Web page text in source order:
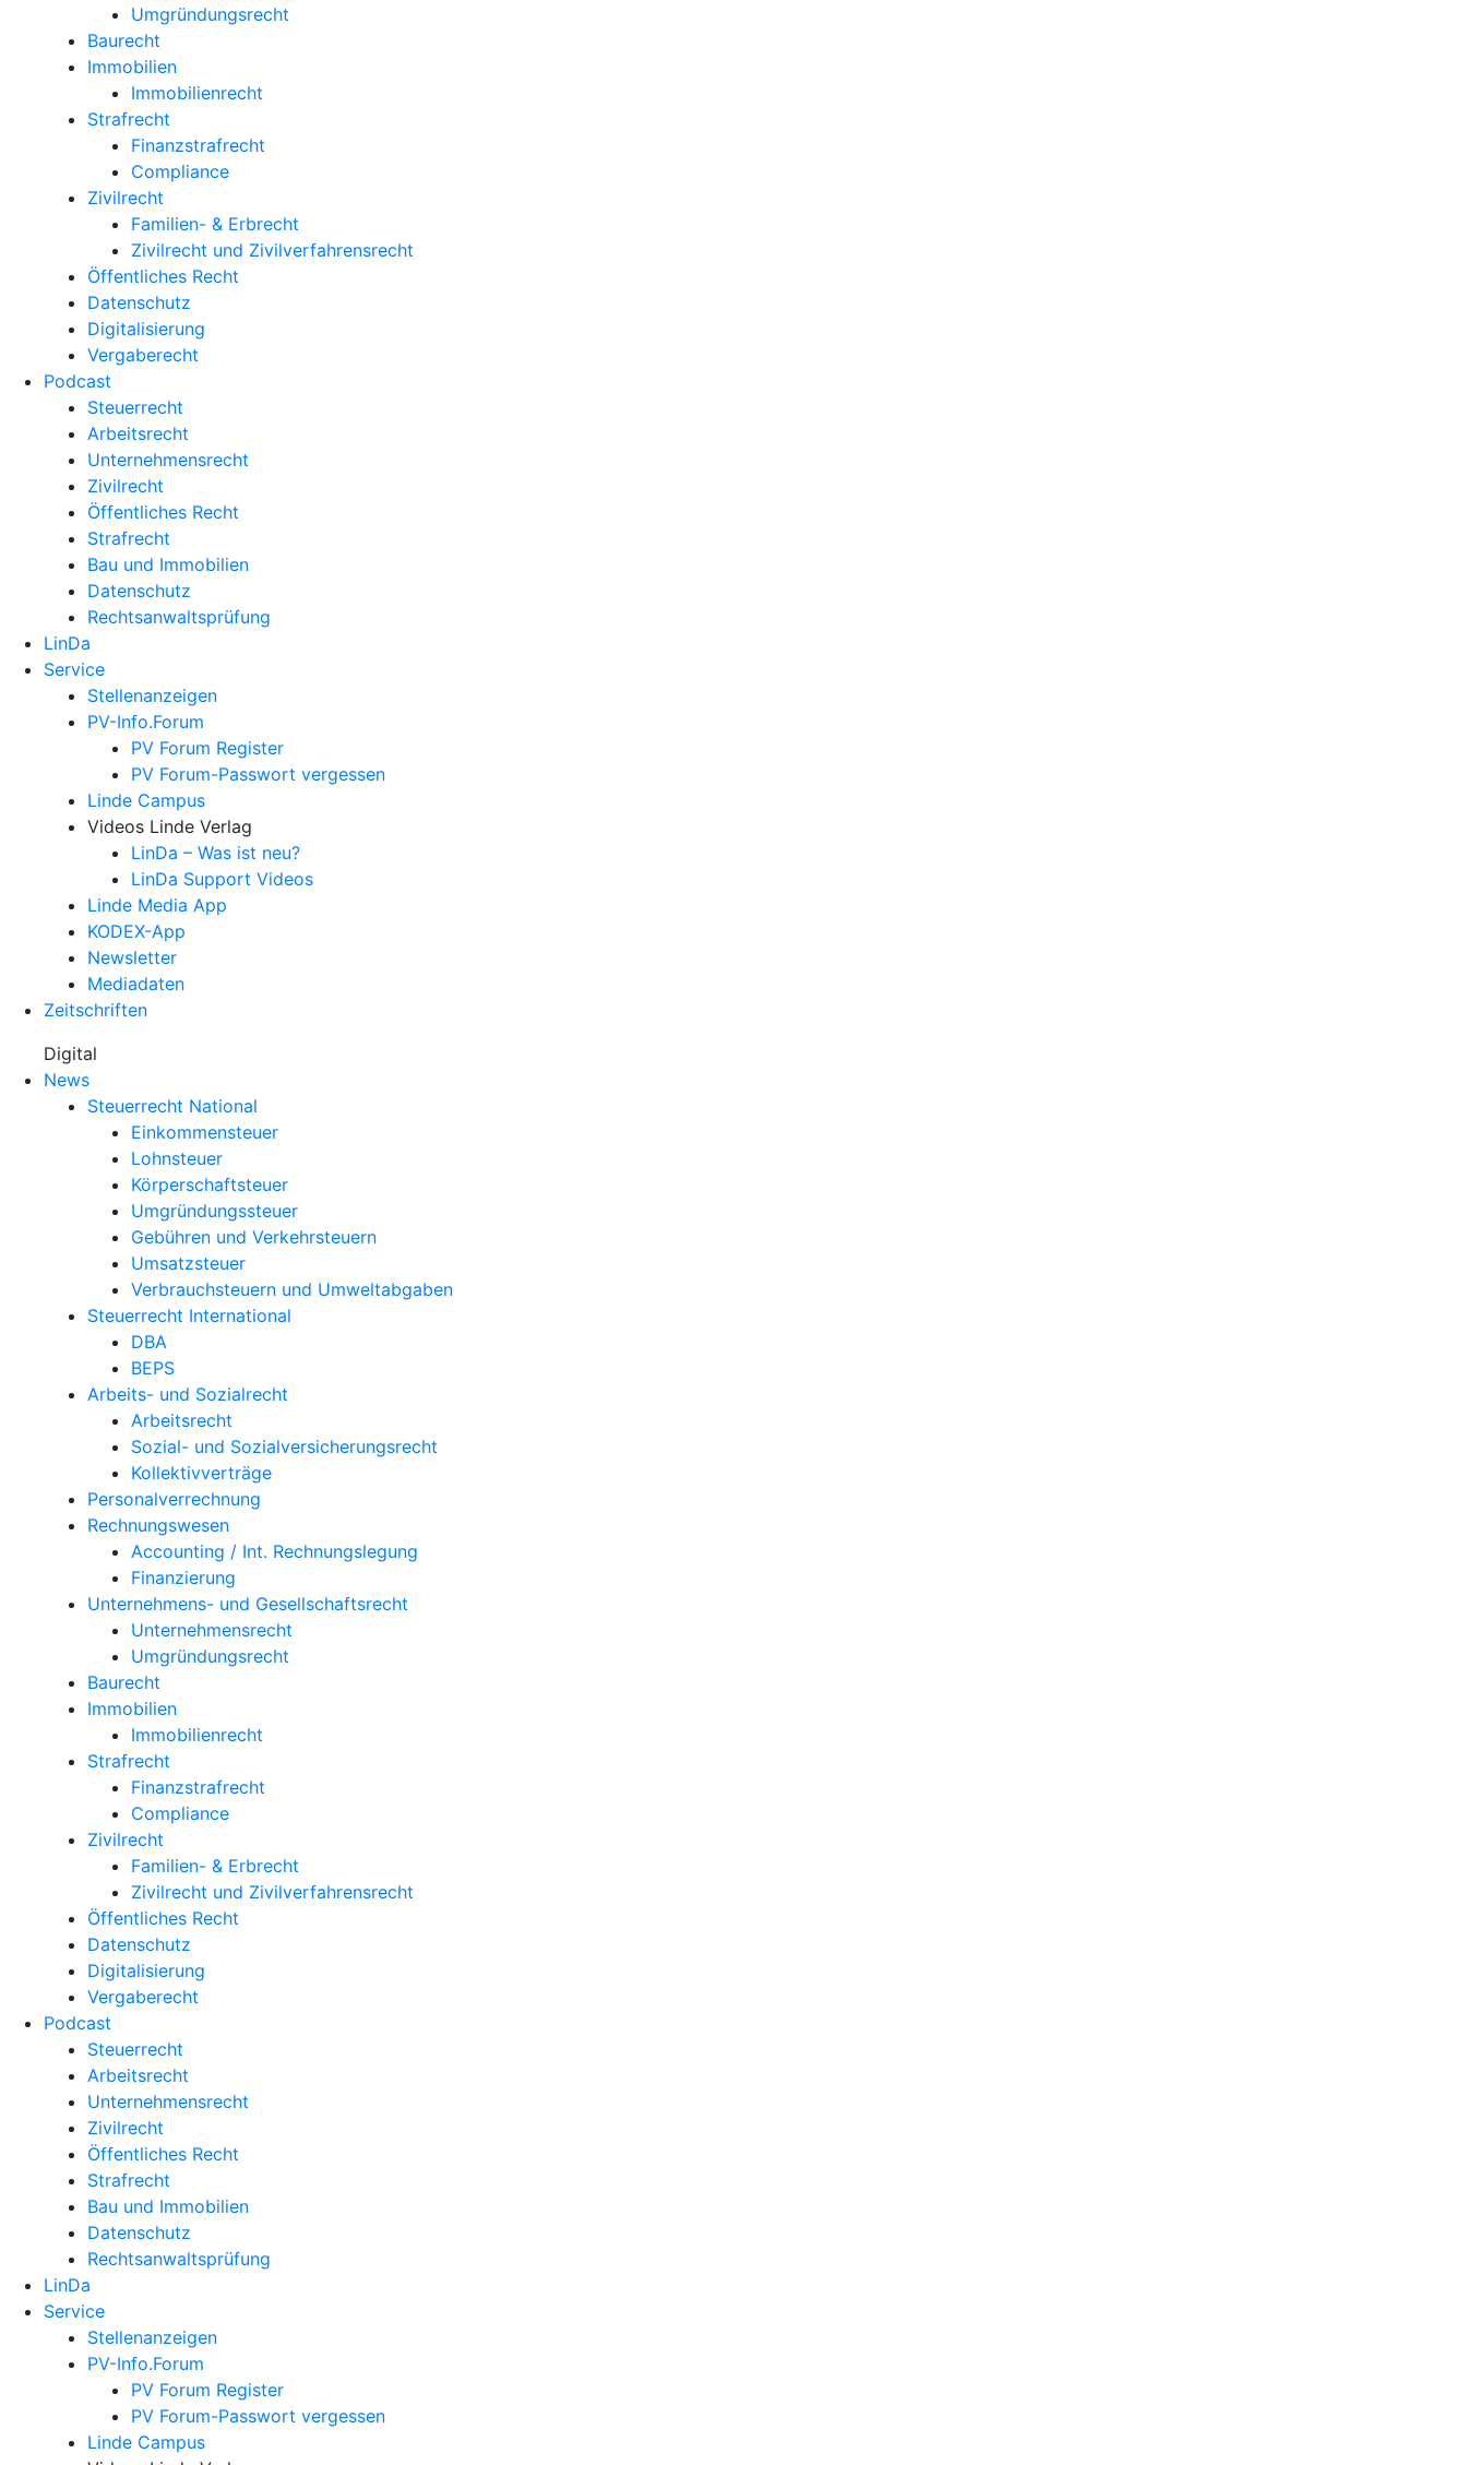
Umgründungsrecht
Baurecht
Immobilien
Immobilienrecht
Strafrecht
Finanzstrafrecht
Compliance
Zivilrecht
Familien- & Erbrecht
Zivilrecht und Zivilverfahrensrecht
Öffentliches Recht
Datenschutz
Digitalisierung
Vergaberecht
Podcast
Steuerrecht
Arbeitsrecht
Unternehmens­recht
Zivilrecht
Öffentliches Recht
Strafrecht
Bau und Immobilien
Datenschutz
Rechtsanwalts­prüfung
LinDa
Service
Stellenanzeigen
PV-Info.Forum
PV Forum Register
PV Forum-Passwort vergessen
Linde Campus
Videos Linde Verlag
LinDa – Was ist neu?
LinDa Support Videos
Linde Media App
KODEX-App
Newsletter
Mediadaten
Zeitschriften
Digital
News
Steuerrecht National
Einkommensteuer
Lohnsteuer
Körperschaftsteuer
Umgründungssteuer
Gebühren und Verkehrsteuern
Umsatzsteuer
Verbrauchsteuern und Umweltabgaben
Steuerrecht International
DBA
BEPS
Arbeits- und Sozialrecht
Arbeitsrecht
Sozial- und Sozialversicherungsrecht
Kollektivverträge
Personalverrechnung
Rechnungswesen
Accounting / Int. Rechnungslegung
Finanzierung
Unternehmens- und Gesellschaftsrecht
Unternehmensrecht
Umgründungsrecht
Baurecht
Immobilien
Immobilienrecht
Strafrecht
Finanzstrafrecht
Compliance
Zivilrecht
Familien- & Erbrecht
Zivilrecht und Zivilverfahrensrecht
Öffentliches Recht
Datenschutz
Digitalisierung
Vergaberecht
Podcast
Steuerrecht
Arbeitsrecht
Unternehmens­recht
Zivilrecht
Öffentliches Recht
Strafrecht
Bau und Immobilien
Datenschutz
Rechtsanwalts­prüfung
LinDa
Service
Stellenanzeigen
PV-Info.Forum
PV Forum Register
PV Forum-Passwort vergessen
Linde Campus